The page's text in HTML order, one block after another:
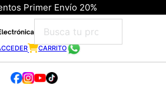
Primer Envío 20%
CARRITO